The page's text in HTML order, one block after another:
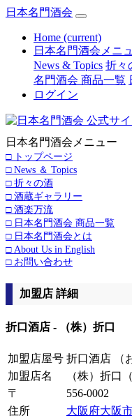
日本名門酒会
Home (current)
日本名門酒会メニ
News & Topics 折々
名門酒会 商品一覧
ログイン
日本名門酒会メニュー
□ トップページ
□ News ＆ Topics
□ 折々の酒
□ 酒蔵ギャラリー
□ 酒楽万流
□ 日本名門酒会 商品一覧
□ 日本名門酒会とは
□ About Us in English
□ お問い合わせ
加盟店 詳細
折口酒店 - （株）折口
加盟店屋号 折口酒店
（
加盟店名
（株）折口
〒
556-0002
住所
大阪府大阪